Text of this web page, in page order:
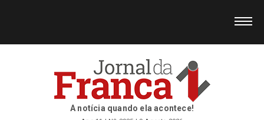
A notícia quando ela acontece!